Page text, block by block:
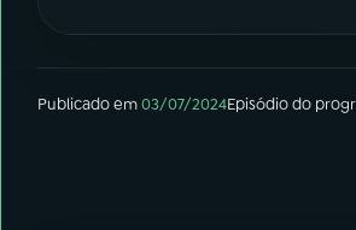
Publicado em03/07/2024Episódiodo